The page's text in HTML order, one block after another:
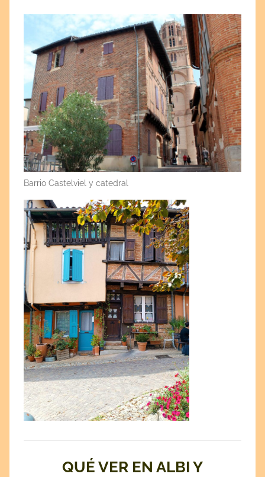
Barrio Castelviel y catedral
QUÉ VER EN ALBI Y